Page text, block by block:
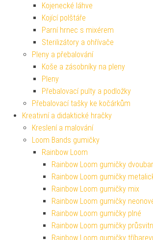
Kojenecké láhve
Kojící polštáře
Parní hrnec s mixérem
Sterilizátory a ohřívače
Pleny a přebalování
Koše a zásobníky na pleny
Pleny
Přebalovací pulty a podložky
Přebalovací tašky ke kočárkům
Kreativní a didaktické hračky
Kreslení a malování
Loom Bands gumičky
Rainbow Loom
Rainbow Loom gumičky
Rainbow Loom gumičky
Rainbow Loom gumičky mix
Rainbow Loom gumičky
Rainbow Loom gumičky plné
Rainbow Loom gumičky
Rainbow Loom gumičky